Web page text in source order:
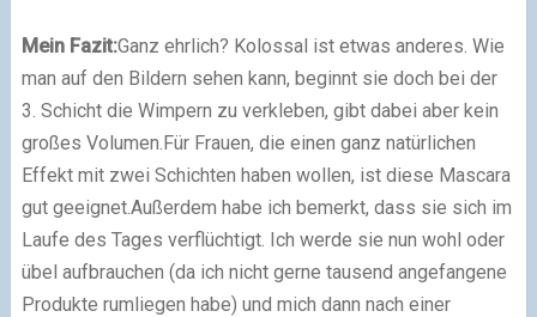
Mein Fazit:Ganz ehrlich? Kolossal ist etwas anderes. Wie
man auf den Bildern sehen kann, beginnt sie doch bei der
3. Schicht die Wimpern zu verkleben, gibt dabei aber kein
großes Volumen. Für Frauen, die einen ganz natürlichen
Effekt mit zwei Schichten haben wollen, ist diese Mascara
gut geeignet.Außerdem habe ich bemerkt, dass sie sich im
Laufe des Tages verflüchtigt. Ich werde sie nun wohl oder
übel aufbrauchen (da ich nicht gerne tausend angefangene
Produkte rumliegen habe) und mich dann nach einer